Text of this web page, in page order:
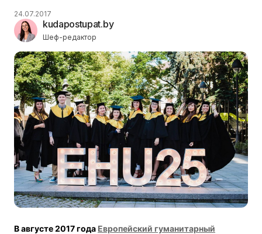
kudapostupat.by
Шеф-редактор
24.07.2017
В августе 2017 года Европейский гуманитарный